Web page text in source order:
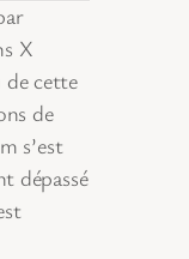
X
de cette
de
s’est
dépassé